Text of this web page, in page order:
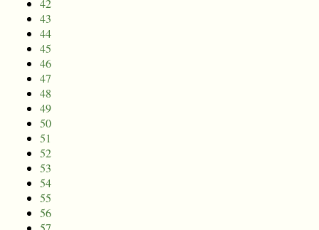
42
43
44
45
46
47
48
49
50
51
52
53
54
55
56